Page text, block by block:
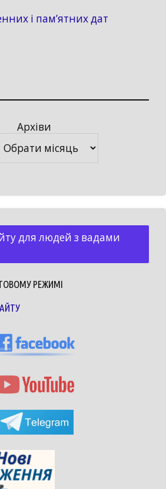
і пам’ятних дат
Архіви
для людей з вадами
РЕЖИМІ